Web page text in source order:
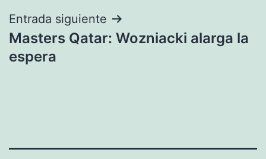
Entrada siguiente
Masters Qatar: Wozniacki alarga la
espera